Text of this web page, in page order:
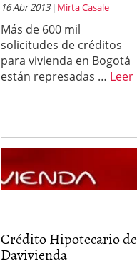
16 Abr 2013 Mirta Casale
Más de 600 mil
solicitudes de créditos
para vivienda en Bogotá
están represadas … Leer
Crédito Hipotecario de
Davivienda